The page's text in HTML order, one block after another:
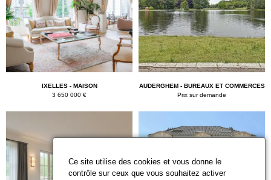
IXELLES - MAISON
3 650 000 €
AUDERGHEM - BUREAUX ET COMMERCES
Prix sur demande
Ce site utilise des cookies et vous donne le
contrôle sur ceux que vous souhaitez activer